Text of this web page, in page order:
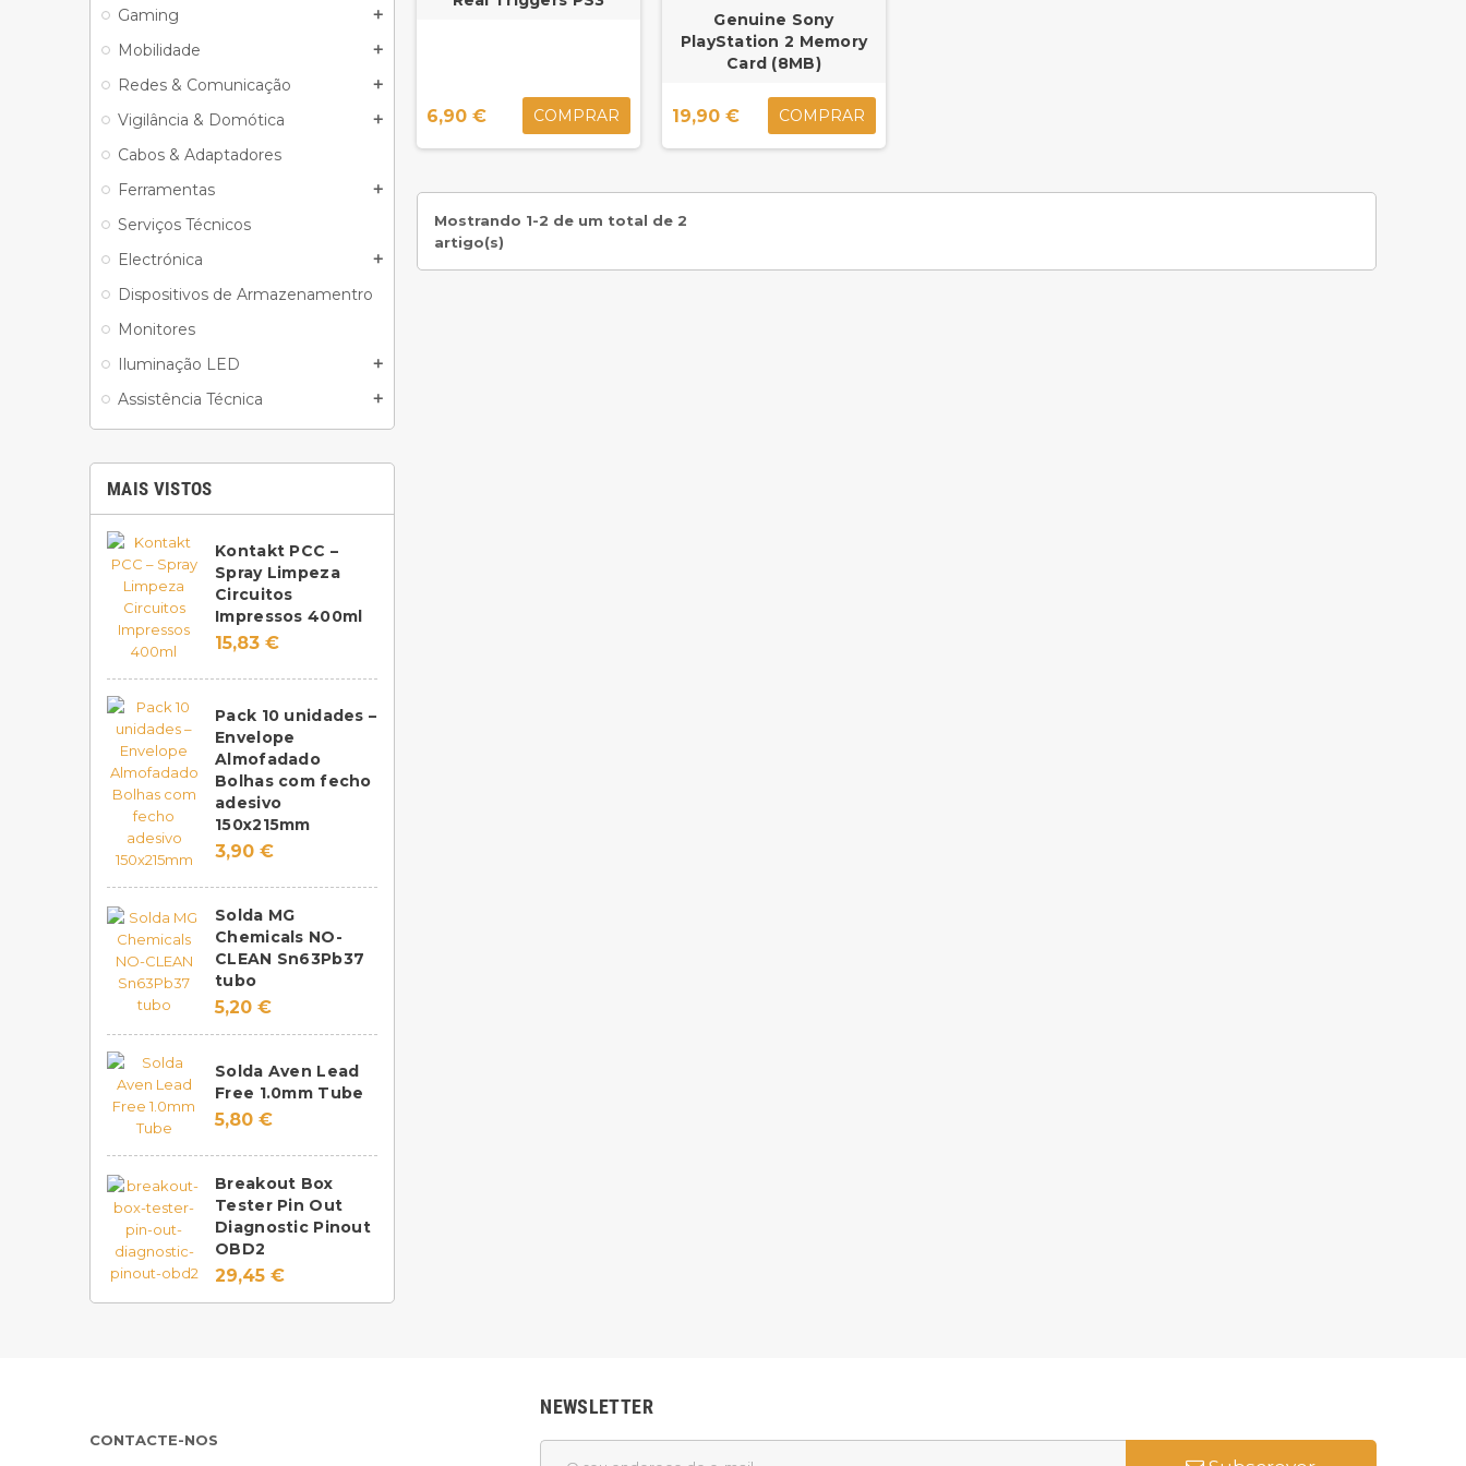
Gaming add
Mobilidade add
Redes & Comunicação add
Vigilância & Domótica add
Cabos & Adaptadores
Ferramentas
add
Serviços Técnicos
Electrónica
add
Dispositivos de Armazenamentro
Monitores
Iluminação LED
add
Assistência Técnica add
MAIS VISTOS
Kontakt PCC –
Spray Limpeza
Circuitos
Impressos 400ml
15,83 €
Pack 10 unidades –
Envelope
Almofadado
Bolhas com fecho
adesivo
150x215mm
3,90 €
Solda MG
Chemicals NO-
CLEAN Sn63Pb37
tubo
5,20 €
Solda Aven Lead
Free 1.0mm Tube
5,80 €
Breakout Box
Tester Pin Out
Diagnostic Pinout
OBD2
29,45 €
6,90 € COMPRAR
Genuine Sony
PlayStation 2 Memory
Card (8MB)
19,90 € COMPRAR
Mostrando 1-2 de um total de 2
artigo(s)
CONTACTE-NOS
NEWSLETTER